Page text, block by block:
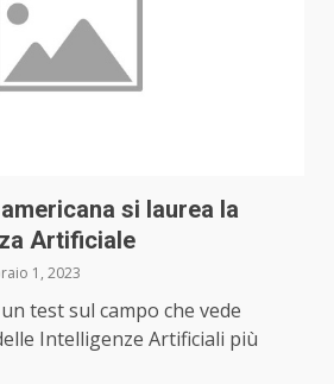
si laurea la
Artificiale
1, 2023
test sul campo che vede
Intelligenze Artificiali più